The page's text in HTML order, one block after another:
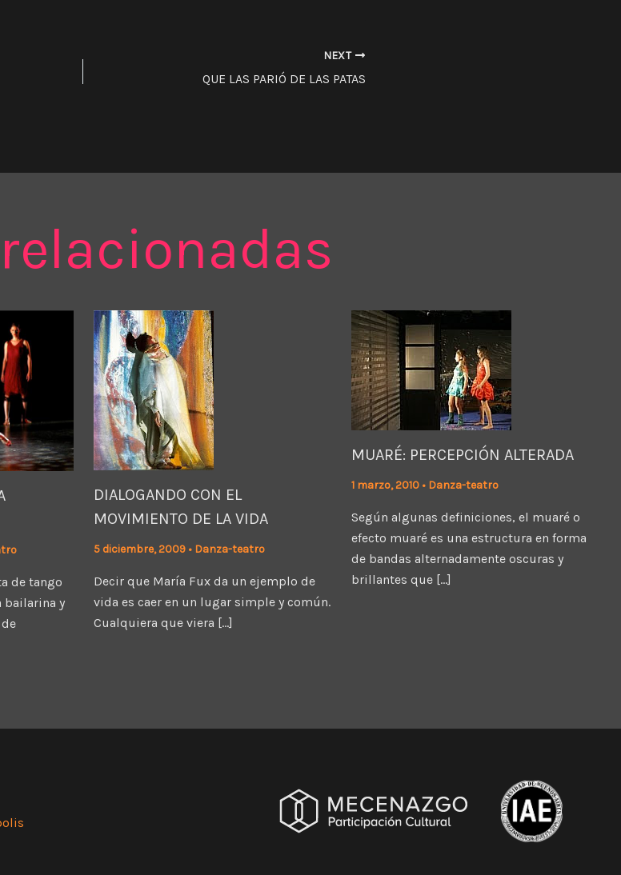
NEXT
QUE LAS PARIÓ DE LAS PATAS
de tango
bailarina y
DIALOGANDO CON EL
MOVIMIENTO DE LA VIDA
5 diciembre, 2009 • Danza-teatro
Decir que María Fux da un ejemplo de
vida es caer en un lugar simple y común.
Cualquiera que viera […]
MUARÉ: PERCEPCIÓN ALTERADA
1 marzo, 2010 • Danza-teatro
Según algunas definiciones, el muaré o
efecto muaré es una estructura en forma
de bandas alternadamente oscuras y
brillantes que […]